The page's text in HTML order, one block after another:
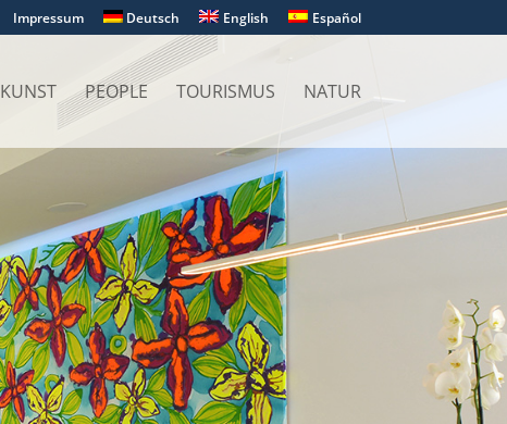
Impressum Deutsch English Español
KUNST PEOPLE TOURISMUS NATUR